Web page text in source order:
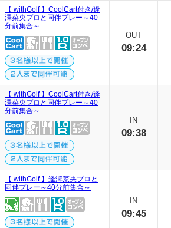
【 withGolf 】CoolCart付き/逢
澤菜央プロと同伴プレー～40
分前集合～
OUT
09:24
【 withGolf 】CoolCart付き/逢
澤菜央プロと同伴プレー～40
分前集合～
IN
09:38
【 withGolf 】逢澤菜央プロと
同伴プレー～40分前集合～
IN
09:45